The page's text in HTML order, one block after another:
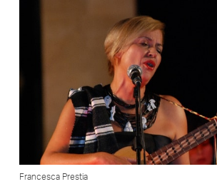
Francesca Prestia